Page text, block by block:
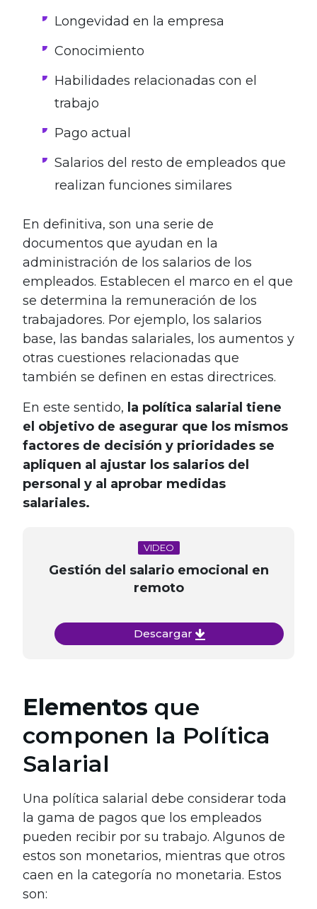
Longevidad en la empresa
Conocimiento
Habilidades relacionadas con el
trabajo
Pago actual
Salarios del resto de empleados que
realizan funciones similares
En definitiva, son una serie de
documentos que ayudan en la
administración de los salarios de los
empleados. Establecen el marco en el que
se determina la remuneración de los
trabajadores. Por ejemplo, los salarios
base, las bandas salariales, los aumentos y
otras cuestiones relacionadas que
también se definen en estas directrices.
En este sentido, la política salarial tiene
el objetivo de asegurar que los mismos
factores de decisión y prioridades se
apliquen al ajustar los salarios del
personal y al aprobar medidas
salariales.
VIDEO
Gestión del salario emocional en
remoto
Descargar
Elementos que
componen la Política
Salarial
Una política salarial debe considerar toda
la gama de pagos que los empleados
pueden recibir por su trabajo. Algunos de
estos son monetarios, mientras que otros
caen en la categoría no monetaria. Estos
son: